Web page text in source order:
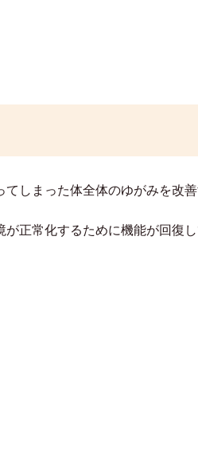
しまった体全体のゆがみを改善
正常化するために機能が回復し